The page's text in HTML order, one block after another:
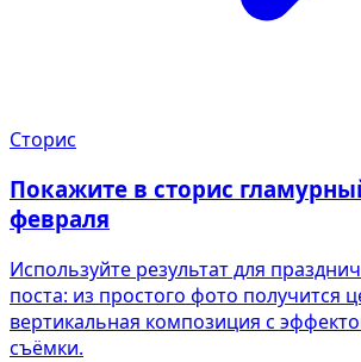
Сторис
Покажите в сторис
февраля
Используйте результат для
поста: из простого фото получится
вертикальная композиция с
съёмки.